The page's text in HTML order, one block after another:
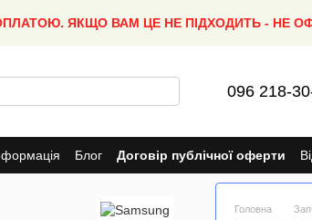
ЯКЩО ВАМ ЦЕ НЕ ПІДХОДИТЬ - НЕ
096 218-
Блог Договір публічної оферти
Головна